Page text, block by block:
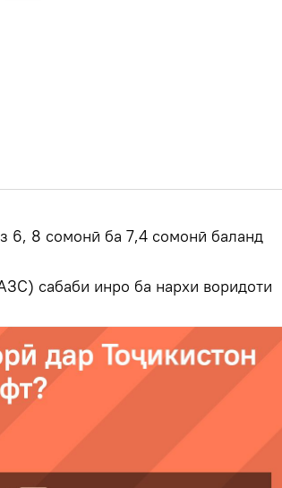
6, 8 сомонӣ ба 7,4 сомонӣ баланд
сабаби инро ба нархи воридоти